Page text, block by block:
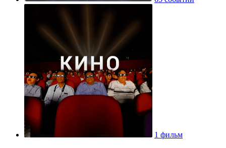
1 фильм